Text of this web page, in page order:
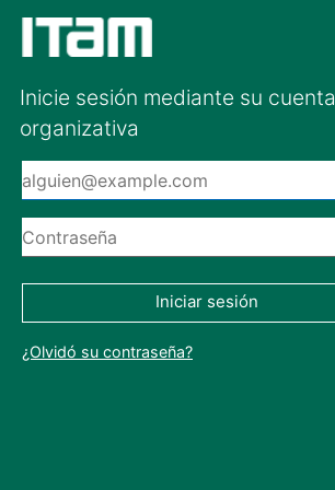
Inicie sesión mediante su cuenta
organizativa
Iniciar sesión
¿Olvidó su contraseña?